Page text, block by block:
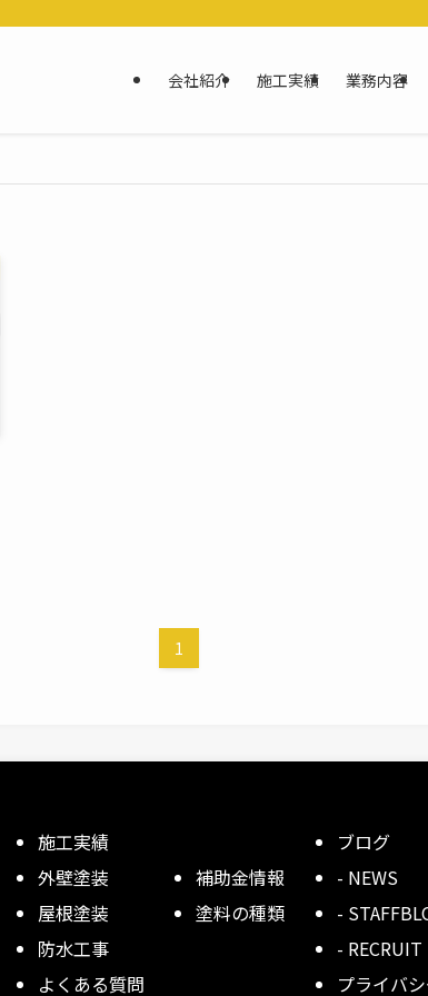
会社紹介 施工実績 業務内容
1
施工実績
外壁塗装
屋根塗装
防水工事
よくある質問
補助金情報
塗料の種類
ブログ
- NEWS
-
- RECRUIT
プライバ